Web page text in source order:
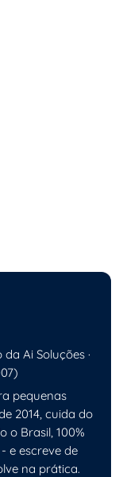
Ai Soluções ·
pequenas
2014, cuida do
o Brasil, 100%
e escreve de
na prática.